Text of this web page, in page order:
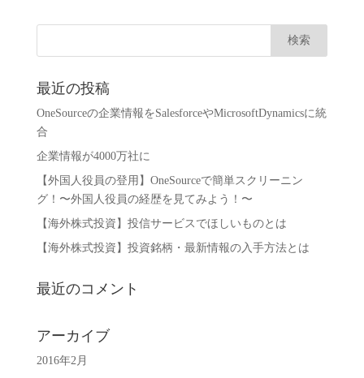
最近の投稿
OneSourceの企業情報をSalesforceやMicrosoftDynamicsに統
合
企業情報が4000万社に
【外国人役員の登用】OneSourceで簡単スクリーニン
グ！〜外国人役員の経歴を見てみよう！〜
【海外株式投資】投信サービスでほしいものとは
【海外株式投資】投資銘柄・最新情報の入手方法とは
最近のコメント
アーカイブ
2016年2月